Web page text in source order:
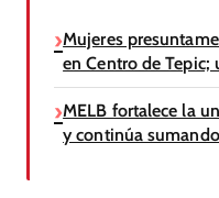
Mujeres
en Centro de
MELB fortalece la
y continúa